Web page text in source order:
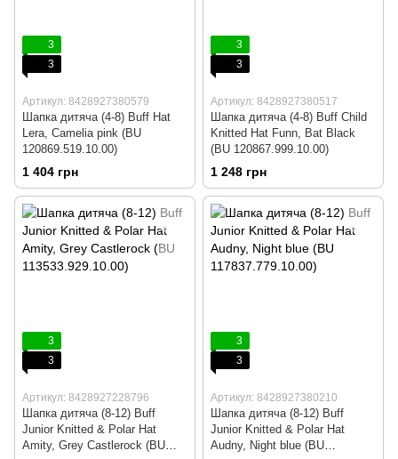
3
3
Артикул: 8428927380579
Шапка дитяча (4-8) Buff Hat
Lera, Camelia pink (BU
120869.519.10.00)
1 404 грн
3
3
Артикул: 8428927380517
Шапка дитяча (4-8) Buff Child
Knitted Hat Funn, Bat Black
(BU 120867.999.10.00)
1 248 грн
3
3
Артикул: 8428927228796
Шапка дитяча (8-12) Buff
Junior Knitted & Polar Hat
Amity, Grey Castlerock (BU
3
3
Артикул: 8428927380210
Шапка дитяча (8-12) Buff
Junior Knitted & Polar Hat
Audny, Night blue (BU